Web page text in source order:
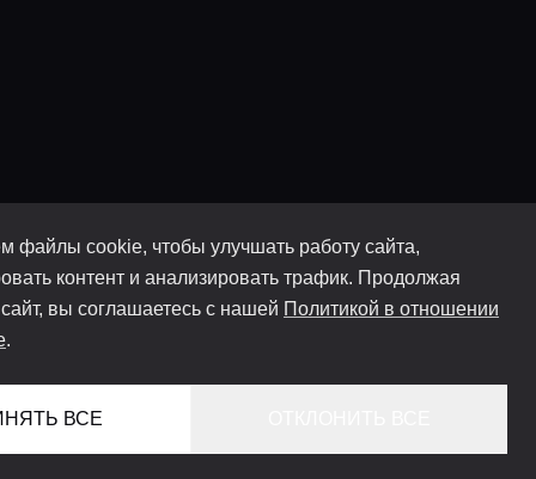
файлы cookie, чтобы улучшать работу сайта,
контент и анализировать трафик. Продолжая
вы соглашаетесь с нашей Политикой в отношении
.
ВСЕ